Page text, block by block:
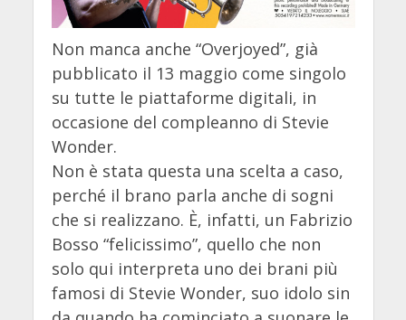
Non manca anche “Overjoyed”, già
pubblicato il 13 maggio come singolo
su tutte le piattaforme digitali, in
occasione del compleanno di Stevie
Wonder.
Non è stata questa una scelta a caso,
perché il brano parla anche di sogni
che si realizzano. È, infatti, un Fabrizio
Bosso “felicissimo”, quello che non
solo qui interpreta uno dei brani più
famosi di Stevie Wonder, suo idolo sin